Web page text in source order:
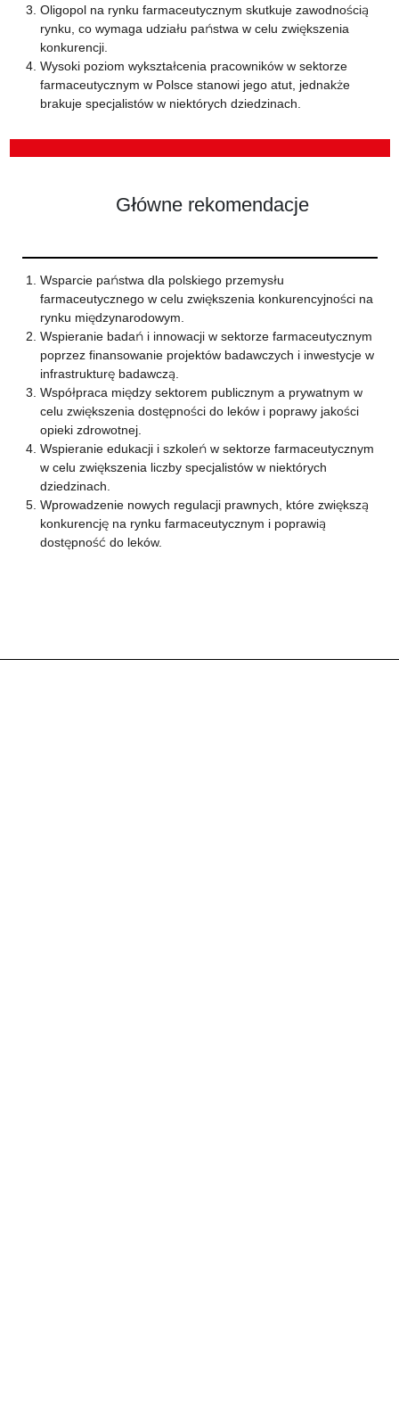
Oligopol na rynku farmaceutycznym skutkuje zawodnością
rynku, co wymaga udziału państwa w celu zwiększenia
konkurencji.
Wysoki poziom wykształcenia pracowników w sektorze
farmaceutycznym w Polsce stanowi jego atut, jednakże
brakuje specjalistów w niektórych dziedzinach.
Główne rekomendacje
Wsparcie państwa dla polskiego przemysłu
farmaceutycznego w celu zwiększenia konkurencyjności na
rynku międzynarodowym.
Wspieranie badań i innowacji w sektorze farmaceutycznym
poprzez finansowanie projektów badawczych i inwestycje w
infrastrukturę badawczą.
Współpraca między sektorem publicznym a prywatnym w
celu zwiększenia dostępności do leków i poprawy jakości
opieki zdrowotnej.
Wspieranie edukacji i szkoleń w sektorze farmaceutycznym
w celu zwiększenia liczby specjalistów w niektórych
dziedzinach.
Wprowadzenie nowych regulacji prawnych, które zwiększą
konkurencję na rynku farmaceutycznym i poprawią
dostępność do leków.